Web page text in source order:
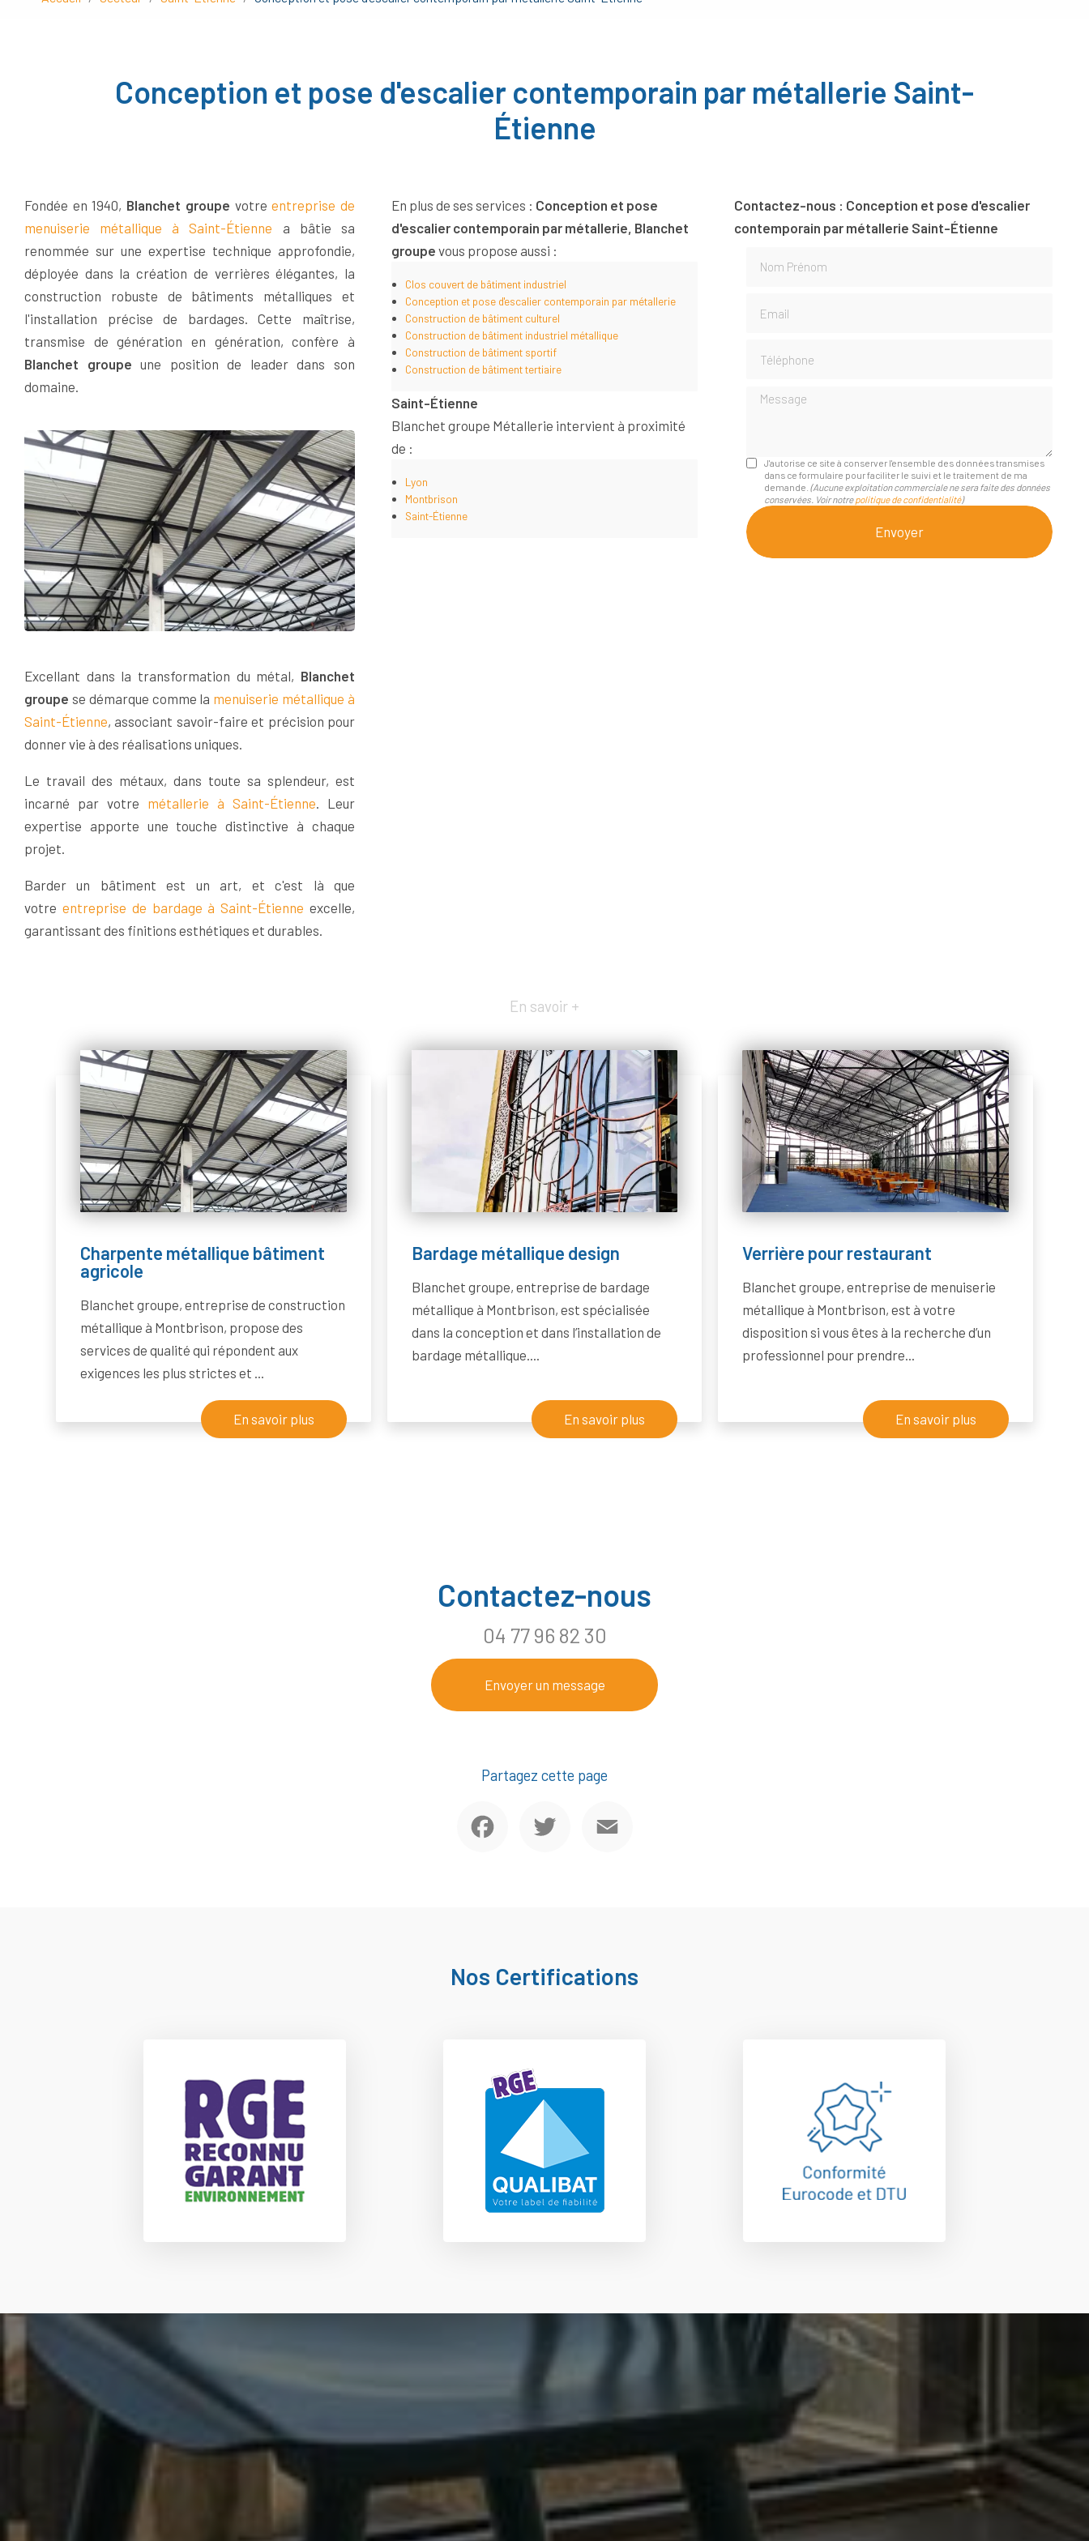
Conception et pose d'escalier contemporain par métallerie Saint-
Étienne
Fondée en 1940, Blanchet groupe votre entreprise de
menuiserie métallique à Saint-Étienne a bâtie sa
renommée sur une expertise technique approfondie,
déployée dans la création de verrières élégantes, la
construction robuste de bâtiments métalliques et
l'installation précise de bardages. Cette maîtrise,
transmise de génération en génération, confère à
Blanchet groupe une position de leader dans son
domaine.
Excellant dans la transformation du métal, Blanchet
groupe se démarque comme la menuiserie métallique à
Saint-Étienne, associant savoir-faire et précision pour
donner vie à des réalisations uniques.
Le travail des métaux, dans toute sa splendeur, est
incarné par votre métallerie à Saint-Étienne. Leur
expertise apporte une touche distinctive à chaque
projet.
Barder un bâtiment est un art, et c'est là que
votre entreprise de bardage à Saint-Étienne excelle,
garantissant des finitions esthétiques et durables.
En plus de ses services : Conception et pose
d'escalier contemporain par métallerie, Blanchet
groupe vous propose aussi :
Clos couvert de bâtiment industriel
Conception et pose d'escalier contemporain par métallerie
Construction de bâtiment culturel
Construction de bâtiment industriel métallique
Construction de bâtiment sportif
Construction de bâtiment tertiaire
Saint-Étienne
Blanchet groupe Métallerie intervient à proximité
de :
Lyon
Montbrison
Saint-Étienne
Contactez-nous : Conception et pose d'escalier
contemporain par métallerie Saint-Étienne
Message
J'autorise ce site à conserver l'ensemble des données transmises
dans ce formulaire pour faciliter le suivi et le traitement de ma
demande.(Aucune exploitation commerciale ne sera faite des données
conservées. Voir notrepolitique de confidentialité)
En savoir +
Charpente métallique bâtiment
agricole
Blanchet groupe, entreprise de construction
métallique à Montbrison, propose des
services de qualité qui répondent aux
exigences les plus strictes et ...
En savoir plus
Bardage métallique design
Blanchet groupe, entreprise de bardage
métallique à Montbrison, est spécialisée
dans la conception et dans l’installation de
bardage métallique....
En savoir plus
Verrière pour restaurant
Blanchet groupe, entreprise de menuiserie
métallique à Montbrison, est à votre
disposition si vous êtes à la recherche d’un
professionnel pour prendre...
En savoir plus
Contactez-nous
04 77 96 82 30
Envoyer un message
Partagez cette page
Nos Certifications